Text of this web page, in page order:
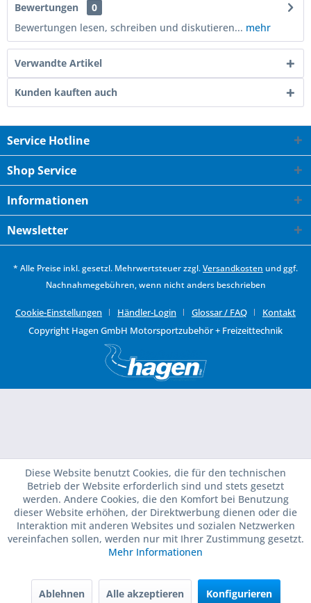
Bewertungen
0
Bewertungen lesen, schreiben und diskutieren... mehr
Verwandte Artikel
Kunden kauften auch
Service Hotline
Shop Service
Informationen
Newsletter
* Alle Preise inkl. gesetzl. Mehrwertsteuer zzgl.Versandkosten und ggf.
Nachnahmegebühren, wenn nicht anders beschrieben
Cookie-Einstellungen Händler-Login Glossar / FAQ
Kontakt
Copyright Hagen GmbH Motorsportzubehör + Freizeittechnik
Diese Website benutzt Cookies, die für den technischen
Betrieb der Website erforderlich sind und stets gesetzt
werden. Andere Cookies, die den Komfort bei Benutzung
dieser Website erhöhen, der Direktwerbung dienen oder die
Interaktion mit anderen Websites und sozialen Netzwerken
vereinfachen sollen, werden nur mit Ihrer Zustimmung gesetzt.
Mehr Informationen
Ablehnen Alle akzeptieren Konfigurieren